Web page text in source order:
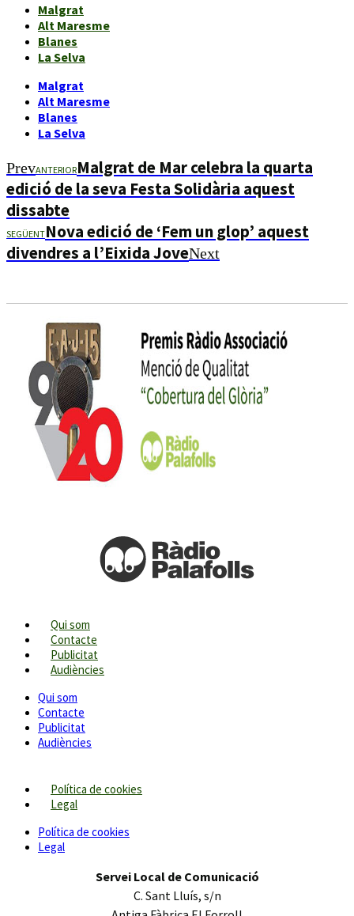
Malgrat
Alt Maresme
Blanes
La Selva
Malgrat
Alt Maresme
Blanes
La Selva
PrevANTERIORMalgrat de Mar celebra la quarta
edició de la seva Festa Solidària aquest
dissabte
SEGÜENTNova edició de ‘Fem un glop’ aquest
divendres a l’Eixida JoveNext
Qui som
Contacte
Publicitat
Audiències
Qui som
Contacte
Publicitat
Audiències
Política de cookies
Legal
Política de cookies
Legal
Servei Local de Comunicació
C. Sant Lluís, s/n